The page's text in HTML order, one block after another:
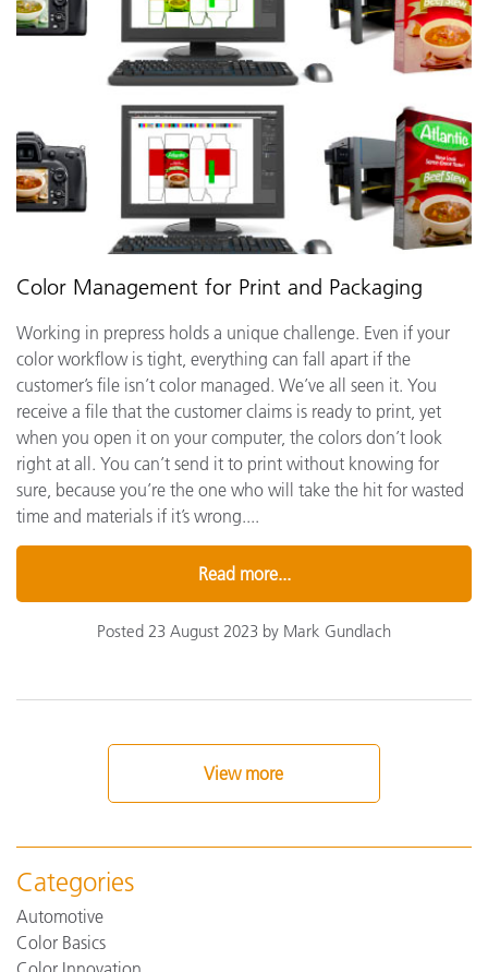
Color Management for Print and Packaging
Working in prepress holds a unique challenge. Even if your
color workflow is tight, everything can fall apart if the
customer’s file isn’t color managed. We’ve all seen it. You
receive a file that the customer claims is ready to print, yet
when you open it on your computer, the colors don’t look
right at all. You can’t send it to print without knowing for
sure, because you’re the one who will take the hit for wasted
time and materials if it’s wrong....
Read more...
Posted 23 August 2023 by Mark Gundlach
View more
Categories
Automotive
Color Basics